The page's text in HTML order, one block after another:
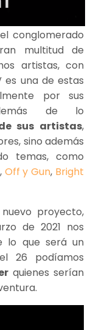
conglomerado
multitud de
artistas, con
es una de estas
por sus
de lo
sus artistas,
sino además
temas, como
, Off y Gun, Bright
proyecto,
de 2021 nos
lo que será un
26 podíamos
quienes serían